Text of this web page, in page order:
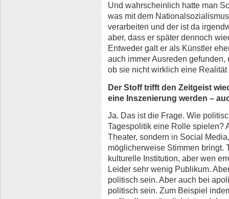
Und wahrscheinlich hatte man
was mit dem
verarbeiten und der ist da
aber, dass er später dennoch
Entweder galt er als Künstler
auch immer Ausreden
ob sie nicht wirklich eine
Der Stoff trifft den Zeitgeist
eine Inszenierung werden –
Ja. Das ist die Frage. Wie
Tagespolitik eine Rolle spielen?
Theater, sondern in Social
möglicherweise Stimmen bringt.
kulturelle Institution, aber wen
Leider sehr wenig Publikum.
politisch sein. Aber auch bei
politisch sein. Zum Beispiel